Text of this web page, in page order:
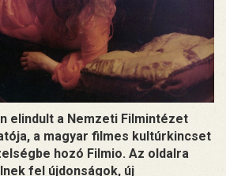
elindult a Nemzeti Filmintézet
a magyar filmes kultúrkincset
hozó Filmio. Az oldalra
fel újdonságok, új